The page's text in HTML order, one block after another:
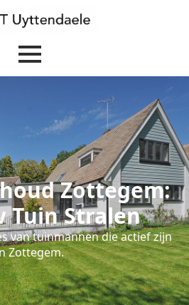
Zottegem:
Tuin Stralen
van tuinmannen die actief zijn
Zottegem.